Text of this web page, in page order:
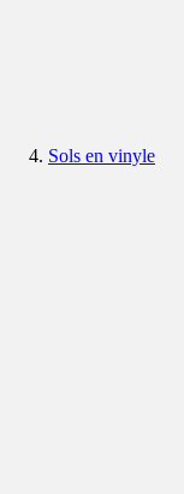
Sols en vinyle